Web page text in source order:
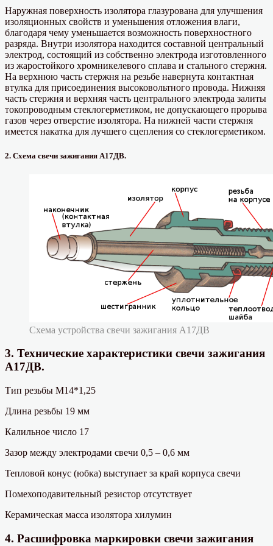
Наружная поверхность изолятора глазурована для улучшения
изоляционных свойств и уменьшения отложения влаги,
благодаря чему уменьшается возможность поверхностного
разряда. Внутри изолятора находится составной центральный
электрод, состоящий из собственно электрода изготовленного
из жаростойкого хромникелевого сплава и стального стержня.
На верхнюю часть стержня на резьбе навернута контактная
втулка для присоединения высоковольтного провода. Нижняя
часть стержня и верхняя часть центрального электрода залиты
токопроводным стеклогерметиком, не допускающего прорыва
газов через отверстие изолятора. На нижней части стержня
имеется накатка для лучшего сцепления со стеклогерметиком.
2. Схема свечи зажигания А17ДВ.
Схема устройства свечи зажигания А17ДВ
3. Технические характеристики свечи зажигания
А17ДВ.
Тип резьбы М14*1,25
Длина резьбы 19 мм
Калильное число 17
Зазор между электродами свечи 0,5 – 0,6 мм
Тепловой конус (юбка) выступает за край корпуса свечи
Помехоподавительный резистор отсутствует
Керамическая масса изолятора хилумин
4. Расшифровка маркировки свечи зажигания